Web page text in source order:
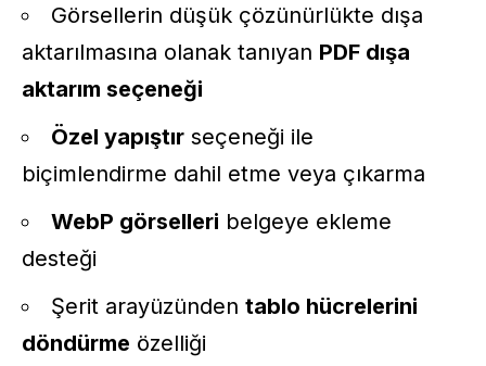
Görsellerin düşük çözünürlükte dışa
aktarılmasına olanak tanıyan PDF dışa
aktarım seçeneği
Özel yapıştır seçeneği ile
biçimlendirme dahil etme veya çıkarma
WebP görselleri belgeye ekleme
desteği
Şerit arayüzünden tablo hücrelerini
döndürme özelliği